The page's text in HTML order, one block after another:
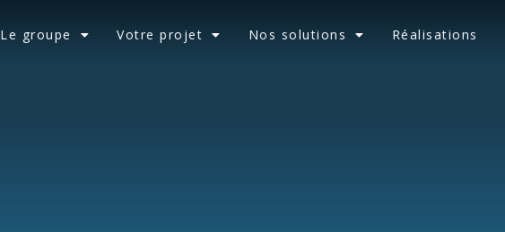
Le groupe Votre projet Nos solutions Réalisations